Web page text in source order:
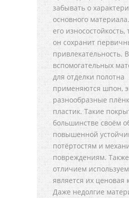
забывать о
основного
его
он сохранит
привлекательность.
вспомогательных
для отделки полотна
применяются шпон,
разнообразные
пластик. Такие
большинстве своём
повышенной
потёртостям и
повреждениям.
отличием
является их ценовая
Даже недолгие